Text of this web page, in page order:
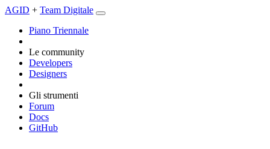
AGID + Team Digitale
Piano Triennale
Le community
Developers
Designers
Gli strumenti
Forum
Docs
GitHub